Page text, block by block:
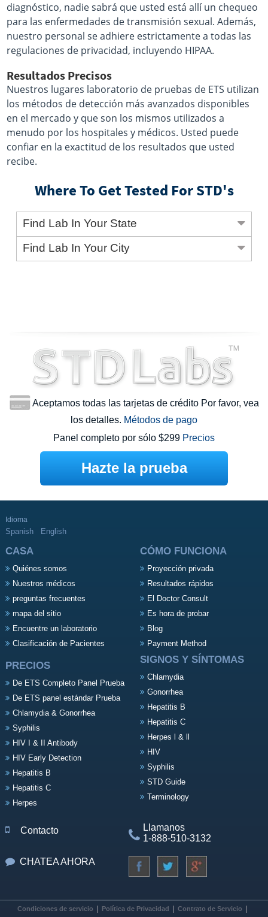
diagnóstico, nadie sabrá que usted está allí un chequeo
para las enfermedades de transmisión sexual. Además,
nuestro personal se adhiere estrictamente a todas las
regulaciones de privacidad, incluyendo HIPAA.
Resultados Precisos
Nuestros lugares laboratorio de pruebas de ETS utilizan
los métodos de detección más avanzados disponibles
en el mercado y que son los mismos utilizados a
menudo por los hospitales y médicos. Usted puede
confiar en la exactitud de los resultados que usted
recibe.
Where To Get Tested For STD's
Find Lab In Your State
Find Lab In Your City
Aceptamos todas las tarjetas de crédito Por favor, vea
los detalles. Métodos de pago
Panel completo por sólo $299 Precios
Hazte la prueba
Idioma
Spanish English
CASA
Quiénes somos
Nuestros médicos
preguntas frecuentes
mapa del sitio
Encuentre un laboratorio
Clasificación de Pacientes
CÓMO FUNCIONA
Proyección privada
Resultados rápidos
El Doctor Consult
Es hora de probar
Blog
Payment Method
PRECIOS
De ETS Completo Panel Prueba
De ETS panel estándar Prueba
Chlamydia & Gonorrhea
Syphilis
HIV I & II Antibody
HIV Early Detection
Hepatitis B
Hepatitis C
Herpes
SIGNOS Y SÍNTOMAS
Chlamydia
Gonorrhea
Hepatitis B
Hepatitis C
Herpes l & ll
HIV
Syphilis
STD Guide
Terminology
Contacto
Llamanos
1-888-510-3132
CHATEA AHORA
Condiciones de servicio Política de Privacidad Contrato de Servicio